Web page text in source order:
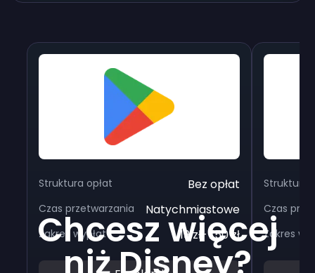
Struktura opłat Bez opłat
Czas przetwarzania Natychmiastowe
Zakres wypłat 19 zł-750 zł
Struktura
Czas
Zakres
Chcesz więcej
niż Disney?